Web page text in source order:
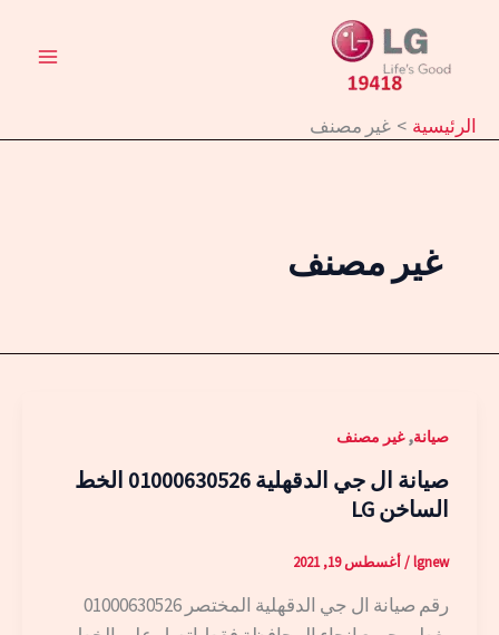
المحتوى
الرئيسية غير مصنف
غير مصنف
صيانة,غير مصنف
صيانة ال جي الدقهلية 01000630526 الخط
الساخن LG
lgnew
/أغسطس 19, 2021
رقم صيانة ال جي الدقهلية المختصر 01000630526